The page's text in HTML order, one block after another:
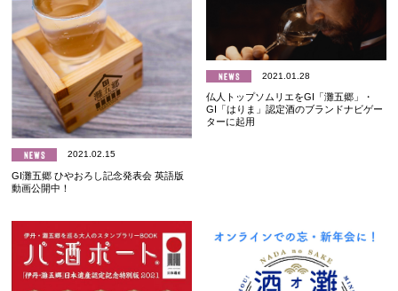
2021.02.15
GI灘五郷 ひやおろし記念発表会 英語版
動画公開中！
2021.01.28
仏人トップソムリエをGI「灘五郷」・
GI「はりま」認定酒のブランドナビゲー
ターに起用